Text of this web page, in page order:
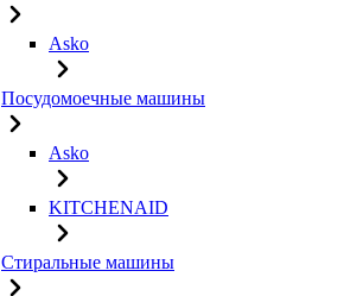
Asko
Посудомоечные машины
Asko
KITCHENAID
Стиральные машины